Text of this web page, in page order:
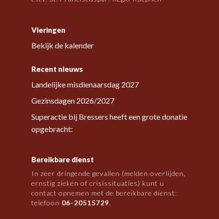
Vieringen
Bekijk de kalender
Recent nieuws
Landelijke misdienaarsdag 2027
Gezinsdagen 2026/2027
Superactie bij Bressers heeft een grote donatie
opgebracht:
Bereikbare dienst
In zeer dringende gevallen (melden overlijden,
ernstig zieken of crisissituaties) kunt u
contact opnemen met de bereikbare dienst:
telefoon 06-20515729.